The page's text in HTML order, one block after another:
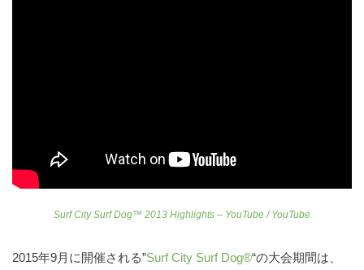
Surf City Surf Dog™ 2013 Highlights – YouTube / YouTube
2015年9月に開催される”Surf City Surf Dog®“の大会期間は、